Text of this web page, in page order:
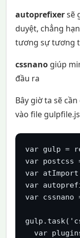
autoprefixersẽ
duyệt, chẳng
tương sự tương
cssnanogiúp
đầu ra
Bây giờ ta sẽ
vào file
var gulp =
var
var
var
var
var